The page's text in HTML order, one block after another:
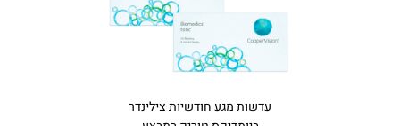
עדשות מגע חודשיות צילינדר